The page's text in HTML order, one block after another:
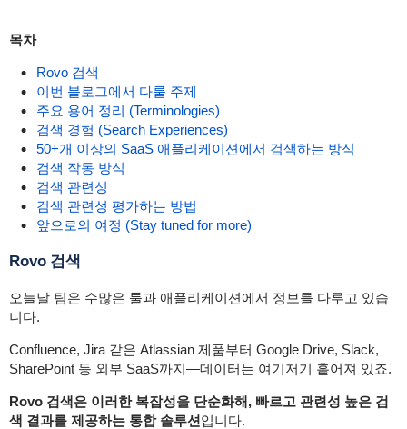
목차
Rovo 검색
이번 블로그에서 다룰 주제
주요 용어 정리 (Terminologies)
검색 경험 (Search Experiences)
50+개 이상의 SaaS 애플리케이션에서 검색하는 방식
검색 작동 방식
검색 관련성
검색 관련성 평가하는 방법
앞으로의 여정 (Stay tuned for more)
Rovo 검색
오늘날 팀은 수많은 툴과 애플리케이션에서 정보를 다루고 있습
니다.
Confluence, Jira 같은 Atlassian 제품부터 Google Drive, Slack,
SharePoint 등 외부 SaaS까지—데이터는 여기저기 흩어져 있죠.
Rovo 검색은 이러한 복잡성을 단순화해, 빠르고 관련성 높은 검
색 결과를 제공하는 통합 솔루션입니다.